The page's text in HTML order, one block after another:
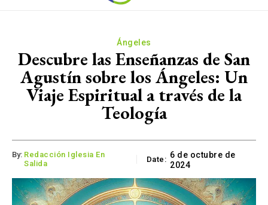
Ángeles
Descubre las Enseñanzas de San
Agustín sobre los Ángeles: Un
Viaje Espiritual a través de la
Teología
By: Redacción Iglesia En
Salida
Date: 6 de octubre de
2024